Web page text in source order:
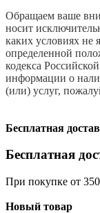
Обращаем ваше
носит
каких условиях не
определенной
кодекса
информации о
(или) услуг,
Бесплатная
Бесплатная
При покупке от
Новый товар